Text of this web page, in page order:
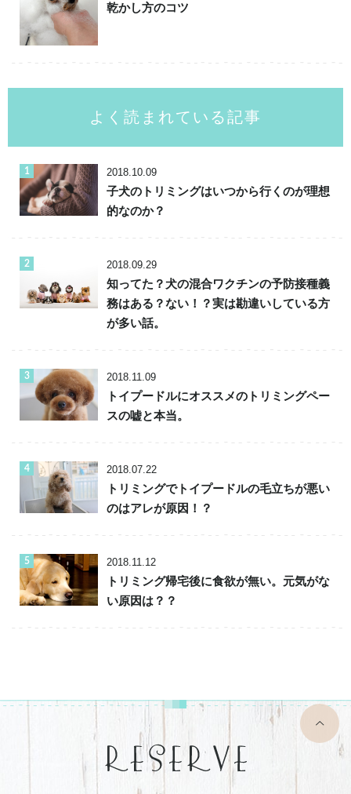
乾かし方のコツ
よく読まれている記事
2018.10.09
子犬のトリミングはいつから行くのが理想
的なのか？
2018.09.29
知ってた？犬の混合ワクチンの予防接種義
務はある？ない！？実は勘違いしている方
が多い話。
2018.11.09
トイプードルにオススメのトリミングペー
スの嘘と本当。
2018.07.22
トリミングでトイプードルの毛立ちが悪い
のはアレが原因！？
2018.11.12
トリミング帰宅後に食欲が無い。元気がな
い原因は？？
top